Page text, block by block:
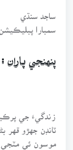
ساجد سنڌي
سمبارا پبليڪيشن
پنهنجي پاران
زندگيءَ جي
ٽانڊن جهڙو قهر
موسون ئي مٽجي